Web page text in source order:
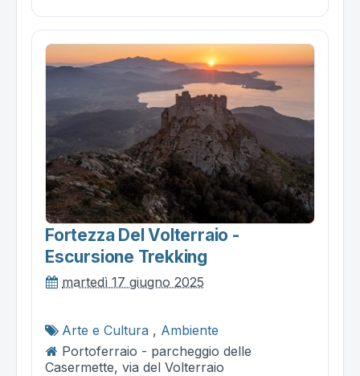
Fortezza Del Volterraio -
Escursione Trekking
martedì 17 giugno 2025
Arte e Cultura , Ambiente
Portoferraio - parcheggio delle
Casermette, via del Volterraio